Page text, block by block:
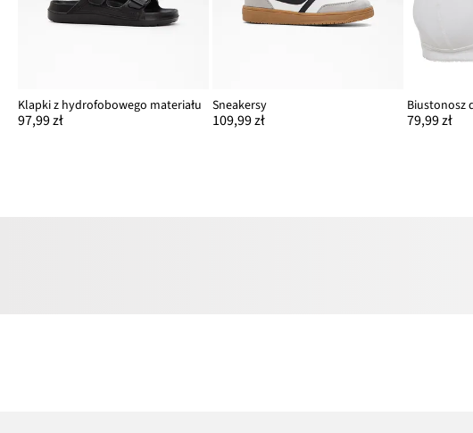
Klapki z hydrofobowego materiału
97,99 zł
Sneakersy
109,99 zł 79,99 zł